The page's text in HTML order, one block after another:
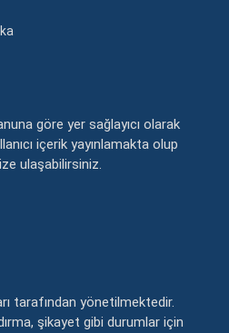
göre yer sağlayıcı olarak
içerik yayınlamakta olup
ulaşabilirsiniz.
tarafından yönetilmektedir.
şikayet gibi durumlar için